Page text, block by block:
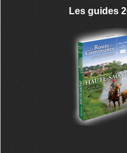
Les guides